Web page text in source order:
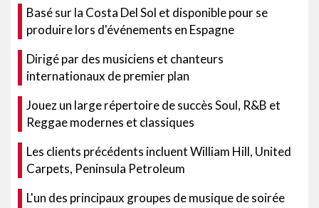
Basé sur la Costa Del Sol et disponible pour se
produire lors d'événements en Espagne
Dirigé par des musiciens et chanteurs
internationaux de premier plan
Jouez un large répertoire de succès Soul, R&B et
Reggae modernes et classiques
Les clients précédents incluent William Hill, United
Carpets, Peninsula Petroleum
L'un des principaux groupes de musique de soirée